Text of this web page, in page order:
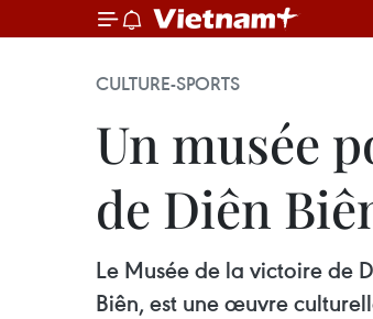
CULTURE-SPORTS
Un musée
de Diên
Le Musée de la victoire de
Biên, est une œuvre